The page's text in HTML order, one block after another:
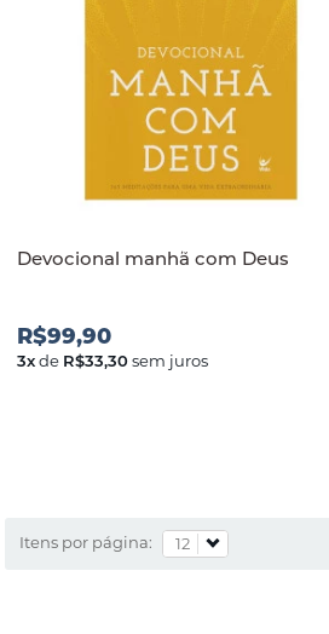
Devocional manhã com Deus
R$99,90
3xde R$33,30sem juros
Itens por página: